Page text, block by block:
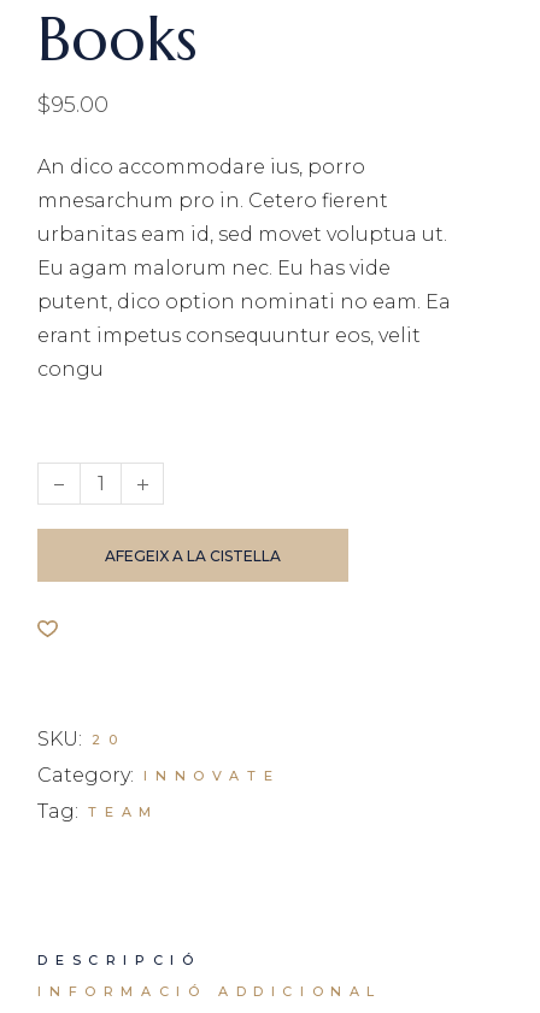
Books
$95.00
An dico accommodare ius, porro
mnesarchum pro in. Cetero fierent
urbanitas eam id, sed movet voluptua ut.
Eu agam malorum nec. Eu has vide
putent, dico option nominati no eam. Ea
erant impetus consequuntur eos, velit
congu
Books quantity
AFEGEIX A LA CISTELLA
SKU: 20
Category: INNOVATE
Tag: TEAM
DESCRIPCIÓ
INFORMACIÓ ADDICIONAL